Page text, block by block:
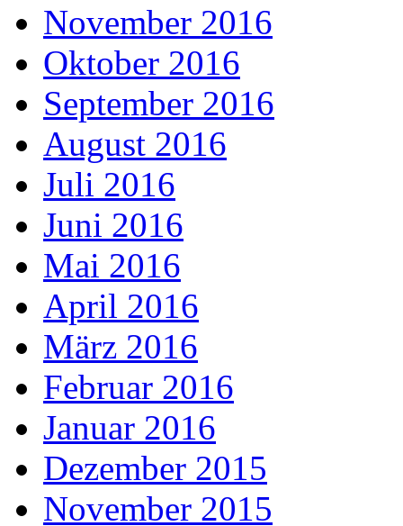
November 2016
Oktober 2016
September 2016
August 2016
Juli 2016
Juni 2016
Mai 2016
April 2016
März 2016
Februar 2016
Januar 2016
Dezember 2015
November 2015